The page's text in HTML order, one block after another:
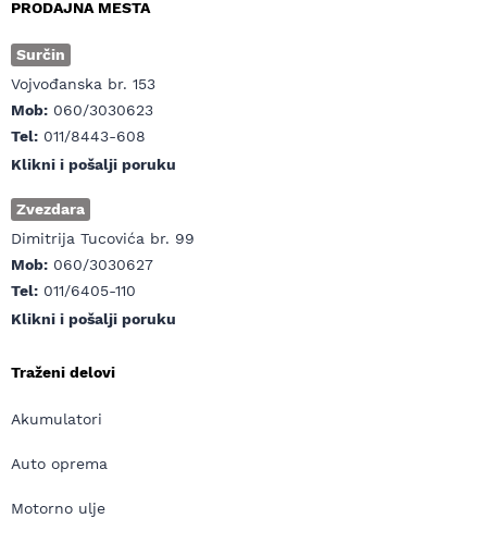
PRODAJNA MESTA
Surčin
Vojvođanska br. 153
Mob: 060/3030623
Tel: 011/8443-608
Klikni i pošalji poruku
Zvezdara
Dimitrija Tucovića br. 99
Mob: 060/3030627
Tel: 011/6405-110
Klikni i pošalji poruku
Traženi delovi
Akumulatori
Auto oprema
Motorno ulje